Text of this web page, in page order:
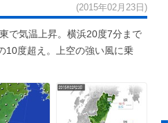
(2015年02月23日)
で気温上昇。横浜20度7分まで
10度超え。上空の強い風に乗